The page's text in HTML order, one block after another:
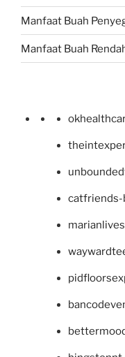
Manfaat Buah
Manfaat Buah
catfriends-